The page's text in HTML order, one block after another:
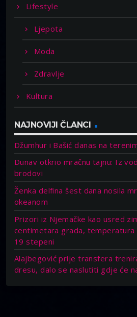
Lifestyle
Ljepota
Moda
Zdravlje
Kultura
NAJNOVIJI ČLANCI
Džumhur i Bašić danas na
Dunav otkrio mračnu tajnu: Iz
brodovi
Ženka delfina šest dana nosila
okeanom
Prizori iz Njemačke kao usred
centimetara grada, temperatura
19 stepeni
Alajbegović prije transfera
dresu, dalo se naslutiti gdje će